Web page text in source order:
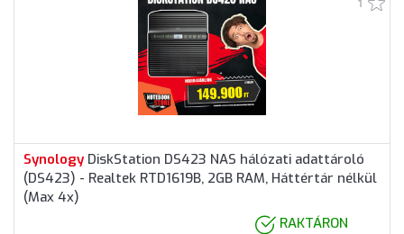
Synology DiskStation DS423 NAS hálózati adattároló
(DS423) - Realtek RTD1619B, 2GB RAM, Háttértár nélkül
(Max 4x)
RAKTÁRON